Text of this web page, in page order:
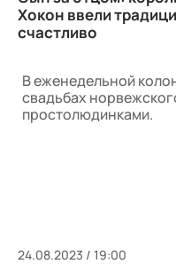
Хокон ввели
счастливо
В еженедельной
свадьбах
простолюдинками.
24.08.2023 / 19:00